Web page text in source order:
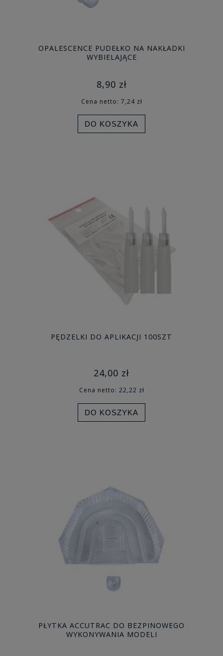
OPALESCENCE PUDEŁKO NA NAKŁADKI
WYBIELAJĄCE
8,90 zł
Cena netto: 7,24 zł
DO KOSZYKA
PĘDZELKI DO APLIKACJI 100SZT
24,00 zł
Cena netto: 22,22 zł
DO KOSZYKA
PŁYTKA ACCUTRAC DO BEZPINOWEGO
WYKONYWANIA MODELI